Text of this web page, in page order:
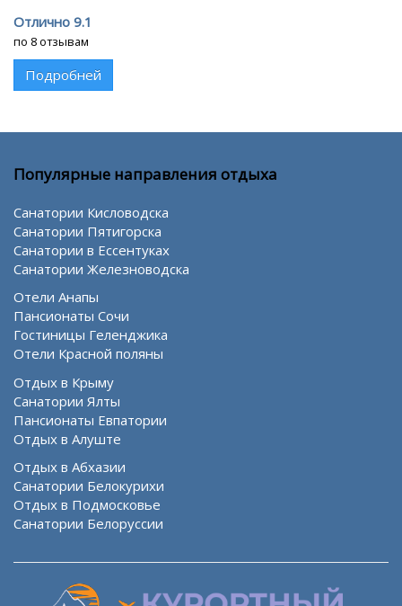
Отлично 9.1
по 8 отзывам
Подробней
Популярные направления отдыха
Санатории Кисловодска
Санатории Пятигорска
Санатории в Ессентуках
Санатории Железноводска
Отели Анапы
Пансионаты Сочи
Гостиницы Геленджика
Отели Красной поляны
Отдых в Крыму
Санатории Ялты
Пансионаты Евпатории
Отдых в Алуште
Отдых в Абхазии
Санатории Белокурихи
Отдых в Подмосковье
Санатории Белоруссии